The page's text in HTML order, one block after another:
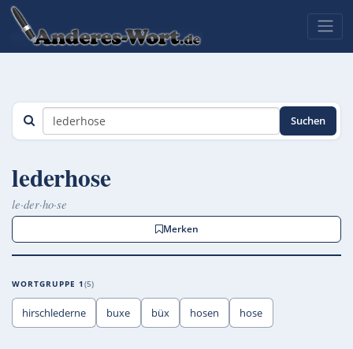
Suchen
lederhose
le·der·ho·se
Merken
WORTGRUPPE 1 5
hirschlederne buxe büx hosen hose